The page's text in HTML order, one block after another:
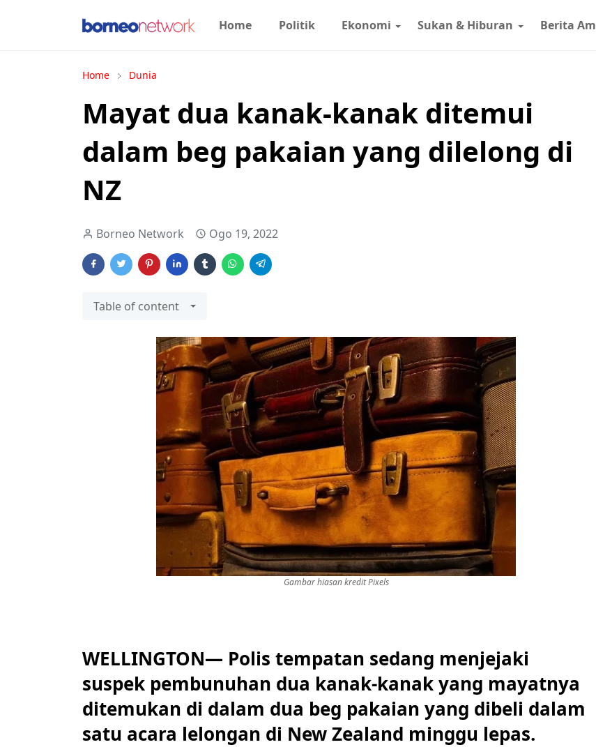
Home Politik Ekonomi Sukan & Hiburan Berita Am
Home Dunia
Mayat dua kanak-kanak ditemui
dalam beg pakaian yang dilelong di
NZ
Borneo Network Ogo 19, 2022
Table of content
Gambar hiasan kredit Pixels
WELLINGTON— Polis tempatan sedang menjejaki
suspek pembunuhan dua kanak-kanak yang mayatnya
ditemukan di dalam dua beg pakaian yang dibeli dalam
satu acara lelongan di New Zealand minggu lepas.